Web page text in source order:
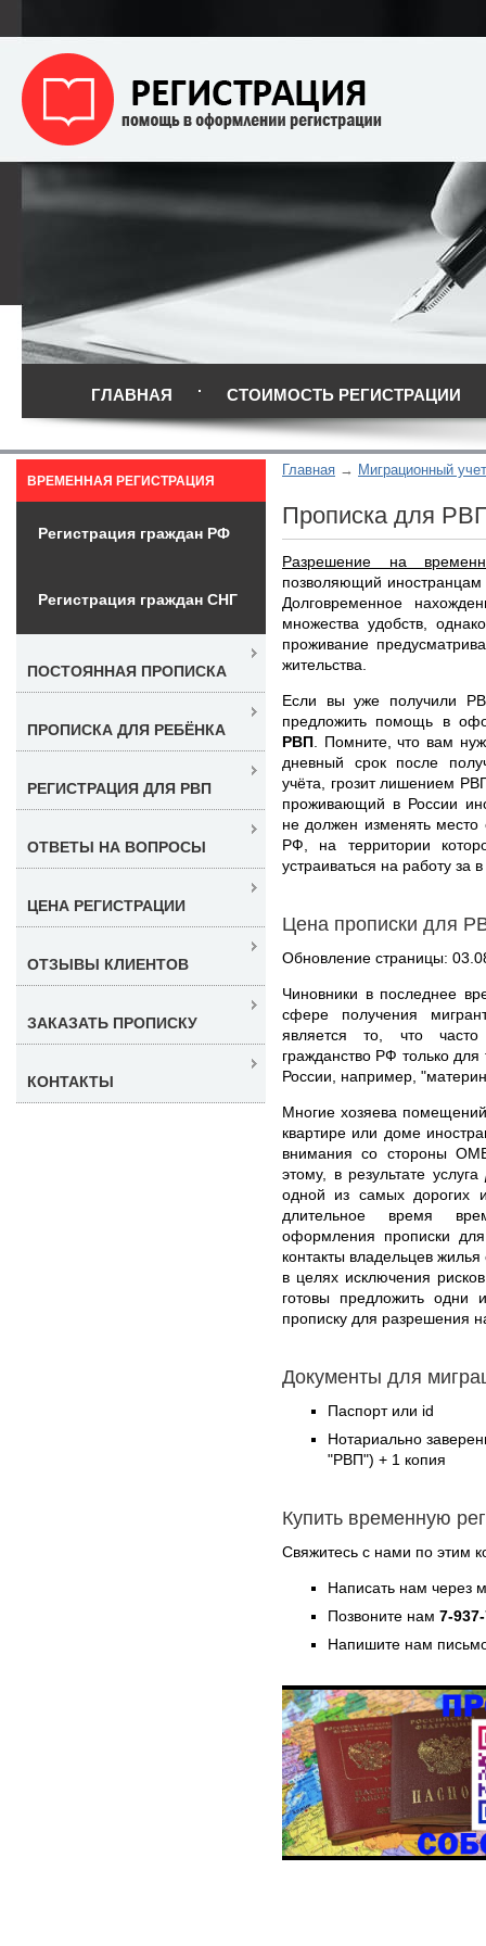
ГЛАВНАЯ СТОИМОСТЬ РЕГИСТРАЦИИ
Главная Миграционный
Прописка для
Разрешение на
позволяющий иностранцам
Долговременное
множества удобств,
проживание
жительства.
Если вы уже получили
предложить помощь в
РВП . Помните, что вам
дневный срок после
учёта, грозит лишением
проживающий в России
не должен изменять место
РФ, на территории
устраиваться на работу за
Цена прописки для
Обновление страницы:
Чиновники в последнее
сфере получения
является то, что
гражданство РФ только для
России, например,
Многие хозяева
квартире или доме
внимания со стороны
этому, в результате услуга
одной из самых дорогих
длительное время
оформления прописки
контакты владельцев
в целях исключения
готовы предложить
прописку для разрешения
Документы для
Паспорт или id
Нотариально
"РВП") + 1 копия
Купить временную
Свяжитесь с нами по этим
Написать нам через
Позвоните нам 7-
Напишите нам
ВРЕМЕННАЯ РЕГИСТРАЦИЯ
Регистрация граждан РФ
Регистрация граждан СНГ
ПОСТОЯННАЯ ПРОПИСКА
ПРОПИСКА ДЛЯ РЕБЁНКА
РЕГИСТРАЦИЯ ДЛЯ РВП
ОТВЕТЫ НА ВОПРОСЫ
ЦЕНА РЕГИСТРАЦИИ
ОТЗЫВЫ КЛИЕНТОВ
ЗАКАЗАТЬ ПРОПИСКУ
КОНТАКТЫ